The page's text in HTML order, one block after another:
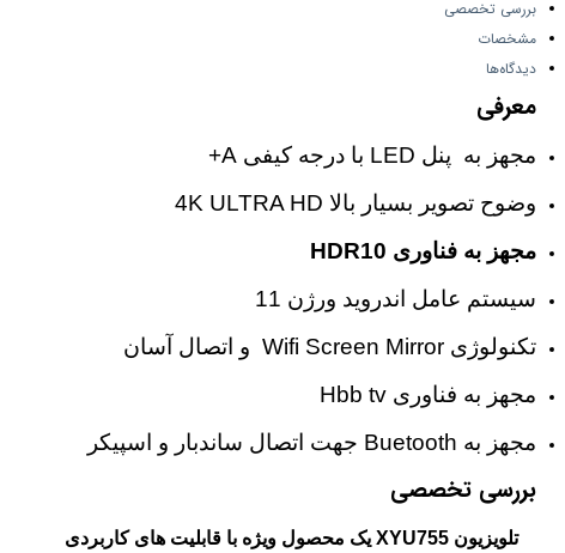
بررسی تخصصی
مشخصات
دیدگاه‌ها
معرفی
مجهز به پنل LED با درجه کیفی A+
وضوح تصویر بسیار بالا 4K ULTRA HD
مجهز به فناوری HDR10
سیستم عامل اندروید ورژن 11
تکنولوژی Wifi Screen Mirror و اتصال آسان
مجهز به فناوری Hbb tv
مجهز به Buetooth جهت اتصال ساندبار و اسپیکر
بررسی تخصصی
تلویزیون XYU755 یک محصول ویژه با قابلیت های کاربردی